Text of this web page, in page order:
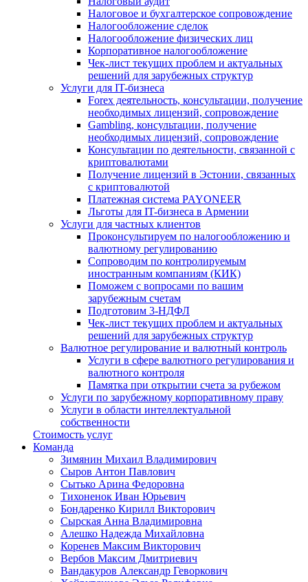
Налоговое и бухгалтерское сопровождение
Налогообложение сделок
Налогообложение физических лиц
Корпоративное налогообложение
Чек-лист текущих проблем и актуальных
решений для зарубежных структур
Услуги для IT-бизнеса
Forex деятельность, консультации, получение
необходимых лицензий, сопровождение
Gambling, консультации, получение
необходимых лицензий, сопровождение
Консультации по деятельности, связанной с
криптовалютами
Получение лицензий в Эстонии, связанных
с криптовалютой
Платежная система PAYONEER
Льготы для IT-бизнеса в Армении
Услуги для частных клиентов
Проконсультируем по налогообложению и
валютному регулированию
Сопроводим по контролируемым
иностранным компаниям (КИК)
Поможем с вопросами по вашим
зарубежным счетам
Подготовим 3-НДФЛ
Чек-лист текущих проблем и актуальных
решений для зарубежных структур
Валютное регулирование и валютный контроль
Услуги в сфере валютного регулирования и
валютного контроля
Памятка при открытии счета за рубежом
Услуги по зарубежному корпоративному праву
Услуги в области интеллектуальной
собственности
Стоимость услуг
Команда
Зимянин Михаил Владимирович
Сыров Антон Павлович
Сытько Арина Федоровна
Тихоненок Иван Юрьевич
Бондаренко Кирилл Викторович
Сырская Анна Владимировна
Алешко Надежда Михайловна
Коренев Максим Викторович
Вербов Максим Дмитриевич
Вандакуров Александр Геворкович